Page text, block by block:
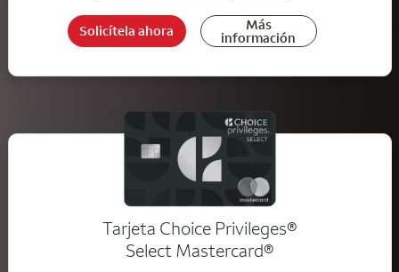
Solicítela ahora Más
información
Tarjeta Choice Privileges®
Select Mastercard®